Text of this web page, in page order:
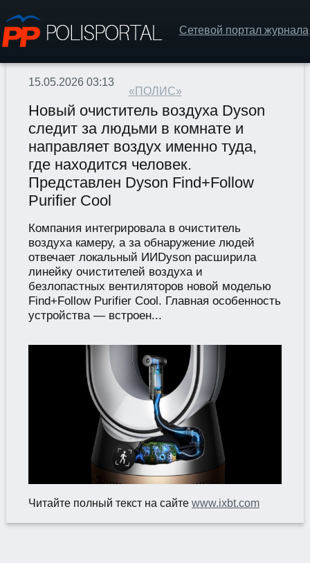
Сетевой портал журнала
«ПОЛИС»
15.05.2026 03:13
Новый очиститель воздуха Dyson
следит за людьми в комнате и
направляет воздух именно туда,
где находится человек.
Представлен Dyson Find+Follow
Purifier Cool
Компания интегрировала в очиститель
воздуха камеру, а за обнаружение людей
отвечает локальный ИИDyson расширила
линейку очистителей воздуха и
безлопастных вентиляторов новой моделью
Find+Follow Purifier Cool. Главная особенность
устройства — встроен...
Читайте полный текст на сайте www.ixbt.com